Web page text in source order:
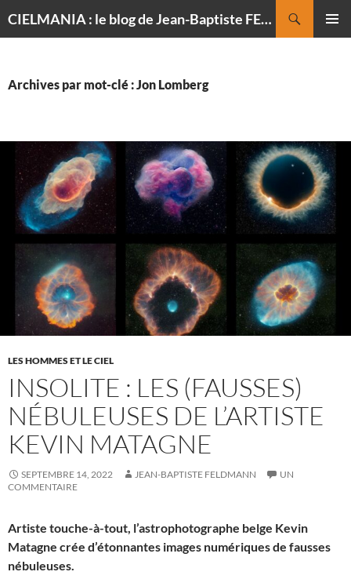
CIELMANIA : le blog de Jean-Baptiste FELDMANN, photographe du ciel
Archives par mot-clé : Jon Lomberg
LES HOMMES ET LE CIEL
INSOLITE : LES (FAUSSES)
NÉBULEUSES DE L’ARTISTE
KEVIN MATAGNE
SEPTEMBRE 14, 2022 JEAN-BAPTISTE FELDMANN
UN
COMMENTAIRE
Artiste touche-à-tout, l’astrophotographe belge Kevin
Matagne crée d’étonnantes images numériques de fausses
nébuleuses.